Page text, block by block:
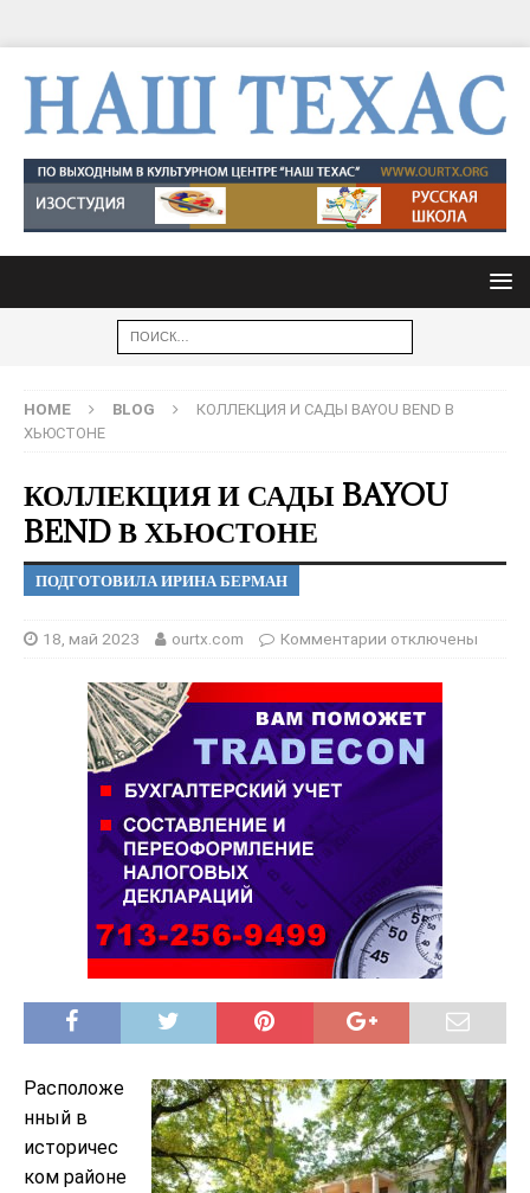
HOME BLOG
КОЛЛЕКЦИЯ И САДЫ BAYOU BEND В
ХЬЮСТОНЕ
КОЛЛЕКЦИЯ И САДЫ BAYOU
BEND В ХЬЮСТОНЕ
ПОДГОТОВИЛА ИРИНА БЕРМАН
18, май 2023 ourtx.com Комментарии отключены
Расположе
нный в
историчес
ком районе